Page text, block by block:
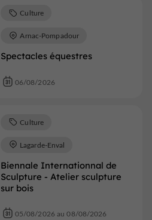
Spectacles équestres
Culture
Arnac-Pompadour
06/08/2026
Biennale Internationnal de
Sculpture - Atelier sculpture
sur bois
Culture
Lagarde-Enval
05/08/2026 au 08/08/2026